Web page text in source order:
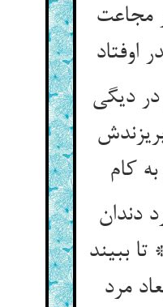
مجاعت
در دیگی
دندان
ببیند